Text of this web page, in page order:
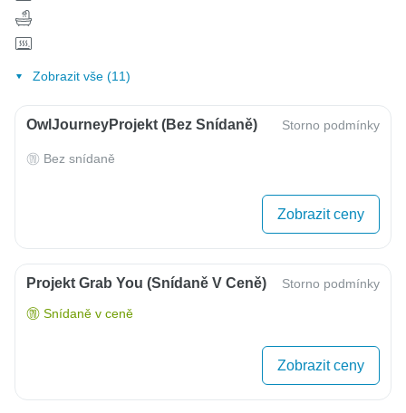
Zobrazit vše (11)
OwlJourneyProjekt (bez Snídaně) Storno podmínky
Bez snídaně
Zobrazit ceny
Projekt Grab You (snídaně V Ceně) Storno podmínky
Snídaně v ceně
Zobrazit ceny